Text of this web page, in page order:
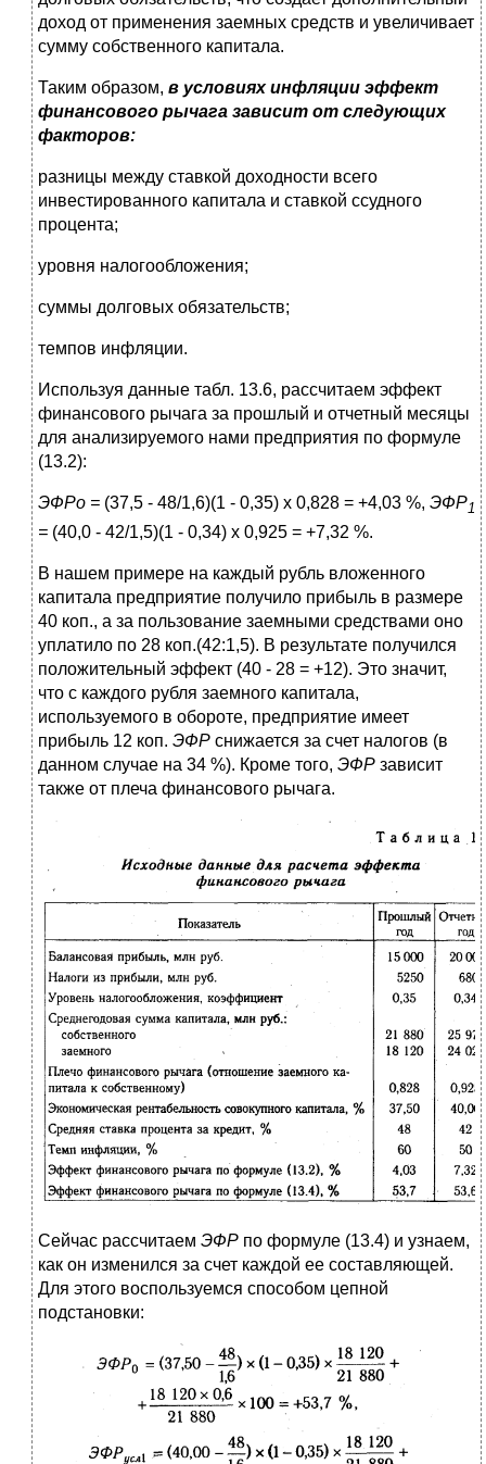
доход от применения заемных средств и увеличивает
сумму собственного капитала.
Таким образом, в условиях инфляции эффект
финансового рычага зависит от следующих
факторов:
разницы между ставкой доходности всего
инвестированного капитала и ставкой ссудного
процента;
уровня налогообложения;
суммы долговых обязательств;
темпов инфляции.
Используя данные табл. 13.6, рассчитаем эффект
финансового рычага за прошлый и отчетный месяцы
для анализируемого нами предприятия по формуле
(13.2):
ЭФРо = (37,5 - 48/1,6)(1 - 0,35) х 0,828 = +4,03 %, ЭФР1
= (40,0 - 42/1,5)(1 - 0,34) х 0,925 = +7,32 %.
В нашем примере на каждый рубль вложенного
капитала предприятие получило прибыль в размере
40 коп., а за пользование заемными средствами оно
уплатило по 28 коп.(42:1,5). В результате получился
положительный эффект (40 - 28 = +12). Это значит,
что с каждого рубля заемного капитала,
используемого в обороте, предприятие имеет
прибыль 12 коп. ЭФР снижается за счет налогов (в
данном случае на 34 %). Кроме того, ЭФР зависит
также от плеча финансового рычага.
Сейчас рассчитаем ЭФР по формуле (13.4) и узнаем,
как он изменился за счет каждой ее составляющей.
Для этого воспользуемся способом цепной
подстановки: